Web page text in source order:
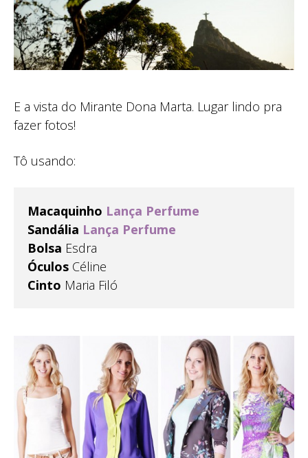
E a vista do Mirante Dona Marta. Lugar lindo pra
fazer fotos!
Tô usando:
Macaquinho Lança Perfume
Sandália Lança Perfume
Bolsa Esdra
Óculos Céline
Cinto Maria Filó